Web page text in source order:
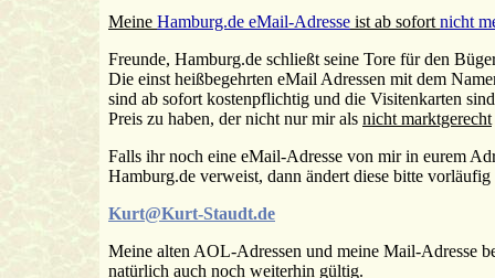
Meine Hamburg.de eMail-Adresse ist ab sofort nicht
Freunde, Hamburg.de schließt seine Tore für den
Die einst heißbegehrten eMail Adressen mit dem
sind ab sofort kostenpflichtig und die Visitenkarten
Preis zu haben, der nicht nur mir als nicht marktgerecht
Falls ihr noch eine eMail-Adresse von mir in eurem
Hamburg.de verweist, dann ändert diese bitte vorläufig
Kurt@Kurt-Staudt.de
Meine alten AOL-Adressen und meine Mail-Adresse
natürlich auch noch weiterhin gültig.